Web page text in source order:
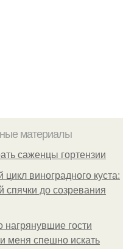
материалы
саженцы гортензии
цикл виноградного куста:
спячки до созревания
нагрянувшие гости
меня спешно искать